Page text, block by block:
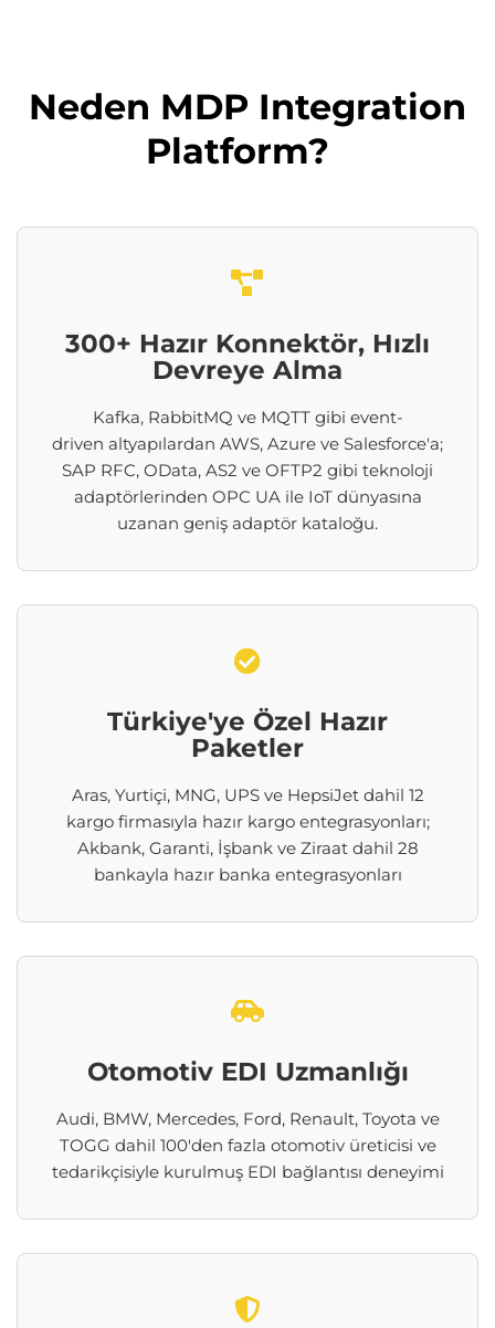
Neden MDP Integration
Platform?
300+ Hazır Konnektör, Hızlı
Devreye Alma
Kafka, RabbitMQ ve MQTT gibi event-
driven altyapılardan AWS, Azure ve Salesforce'a;
SAP RFC, OData, AS2 ve OFTP2 gibi teknoloji
adaptörlerinden OPC UA ile IoTdünyasına
uzanan geniş adaptör kataloğu.
Türkiye'ye Özel Hazır
Paketler
Aras, Yurtiçi, MNG, UPS ve HepsiJet dahil 12
kargo firmasıyla hazır kargo entegrasyonları;
Akbank, Garanti, İşbank ve Ziraat dahil 28
bankayla hazır banka entegrasyonları
Otomotiv EDI Uzmanlığı
Audi, BMW, Mercedes, Ford, Renault, Toyota ve
TOGG dahil 100'den fazla otomotiv üreticisi ve
tedarikçisiyle kurulmuş EDI bağlantısı deneyimi